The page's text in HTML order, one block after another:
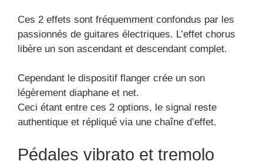
Ces 2 effets sont fréquemment confondus par les
passionnés de guitares électriques. L’effet chorus
libère un son ascendant et descendant complet.
Cependant le dispositif flanger crée un son
légèrement diaphane et net.
Ceci étant entre ces 2 options, le signal reste
authentique et répliqué via une chaîne d’effet.
Pédales vibrato et tremolo